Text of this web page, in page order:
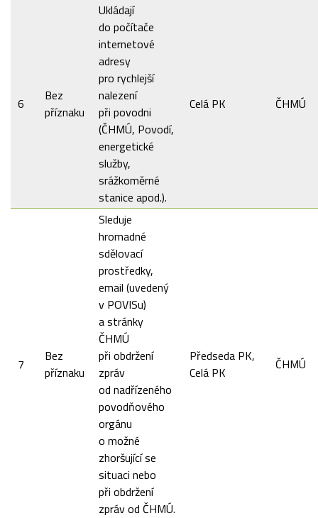
6
Bez
příznaku
Ukládají
do počítače
internetové
adresy
pro rychlejší
nalezení
při povodni
(ČHMÚ, Povodí,
energetické
služby,
srážkoměrné
stanice apod.).
Celá PK ČHMÚ
7
Bez
příznaku
Sleduje
hromadné
sdělovací
prostředky,
email (uvedený
v POVISu)
a stránky
ČHMÚ
při obdržení
zpráv
od nadřízeného
povodňového
orgánu
o možné
zhoršující se
situaci nebo
při obdržení
zpráv od ČHMÚ.
Předseda PK,
Celá PK
ČHMÚ